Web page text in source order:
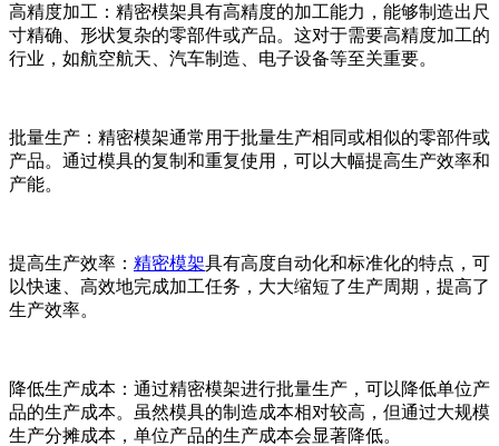
高精度加工：精密模架具有高精度的加工能力，能够制造出尺
寸精确、形状复杂的零部件或产品。这对于需要高精度加工的
行业，如航空航天、汽车制造、电子设备等至关重要。
批量生产：精密模架通常用于批量生产相同或相似的零部件或
产品。通过模具的复制和重复使用，可以大幅提高生产效率和
产能。
提高生产效率： 精密模架具有高度自动化和标准化的特点，可
以快速、高效地完成加工任务，大大缩短了生产周期，提高了
生产效率。
降低生产成本：通过精密模架进行批量生产，可以降低单位产
品的生产成本。虽然模具的制造成本相对较高，但通过大规模
生产分摊成本，单位产品的生产成本会显著降低。